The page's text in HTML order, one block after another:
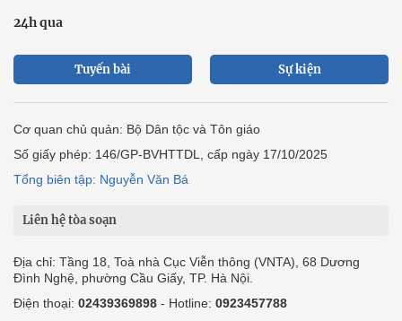
24h qua
Tuyến bài Sự kiện
Cơ quan chủ quản: Bộ Dân tộc và Tôn giáo
Số giấy phép: 146/GP-BVHTTDL, cấp ngày 17/10/2025
Tổng biên tập: Nguyễn Văn Bá
Liên hệ tòa soạn
Địa chỉ: Tầng 18, Toà nhà Cục Viễn thông (VNTA), 68 Dương
Đình Nghệ, phường Cầu Giấy, TP. Hà Nội.
Điện thoại: 02439369898 - Hotline: 0923457788